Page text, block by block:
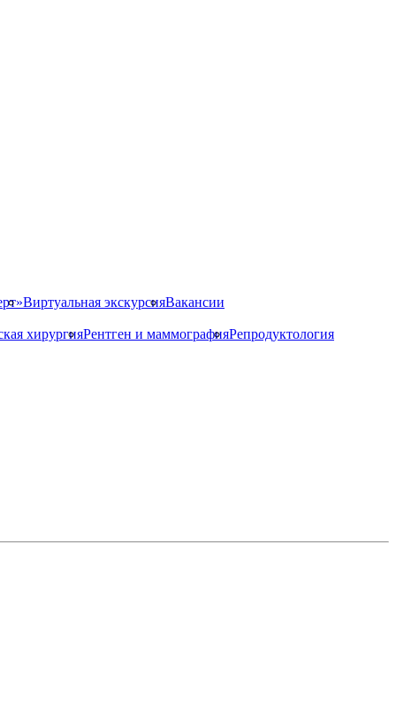
Виртуальная экскурсияВакансии
хирургияРентген и маммографияРепродуктология